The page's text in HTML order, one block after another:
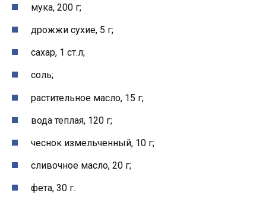
мука, 200 г;
дрожжи сухие, 5 г;
сахар, 1 ст.л;
соль;
растительное масло, 15 г;
вода теплая, 120 г;
чеснок измельченный, 10 г;
сливочное масло, 20 г;
фета, 30 г.